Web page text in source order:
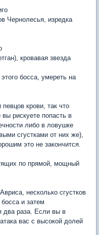
Чернолесья, изредка
кровавая звезда
босса, умереть на
крови, так что
вы рискуете попасть в
либо в ловушке
сгустками от них же),
это не закончится.
по прямой, мощный
несколько сгустков
и затем
два раза. Если вы в
вас с высокой долей